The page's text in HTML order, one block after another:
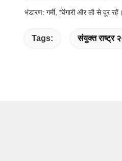
भंडारण: गर्मी, चिंगारी और लौ से दूर
Tags: संयुक्त राष्ट्र